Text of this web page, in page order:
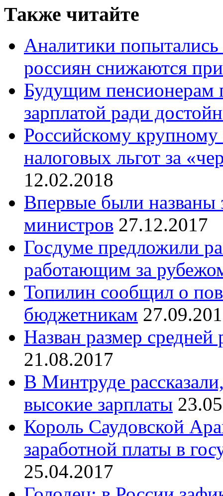
Также читайте
Аналитики
россиян снижаются при
Будущим пенсионерам
зарплатой ради
Российскому
налоговых льгот за
12.02.2018
Впервые были названы
министров 27.12.2017
Госдуме предложили
работающим за
Топилин сообщил о
бюджетникам
Назван размер средней
21.08.2017
В Минтруде
высокие зарплаты
Король Саудовской
заработной платы в
25.04.2017